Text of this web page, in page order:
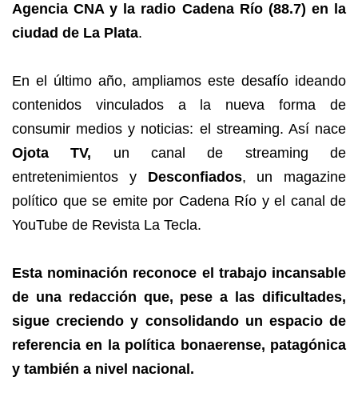
Agencia CNA y la radio Cadena Río (88.7) en la
ciudad de La Plata.
En el último año, ampliamos este desafío ideando
contenidos vinculados a la nueva forma de
consumir medios y noticias: el streaming. Así nace
Ojota TV, un canal de streaming de
entretenimientos y Desconfiados, un magazine
político que se emite por Cadena Río y el canal de
YouTube de Revista La Tecla.
Esta nominación reconoce el trabajo incansable
de una redacción que, pese a las dificultades,
sigue creciendo y consolidando un espacio de
referencia en la política bonaerense, patagónica
y también a nivel nacional.